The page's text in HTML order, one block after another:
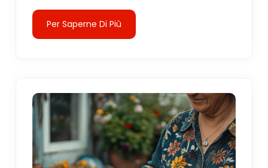
Per Saperne Di Più